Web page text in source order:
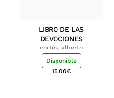
LIBRO DE LAS
DEVOCIONES
cortés, alberto
Disponible
15.00€